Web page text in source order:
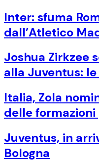
Inter: sfuma
dall’Atletico
Joshua Zirkzee
alla Juventus:
Italia, Zola
delle formazioni
Juventus, in
Bologna